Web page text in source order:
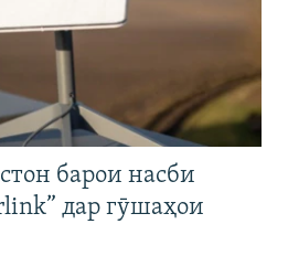
барои насби
дар гӯшаҳои